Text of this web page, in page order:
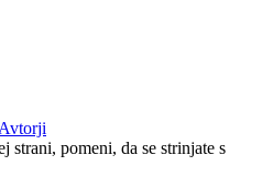
Avtorji
strani, pomeni, da se strinjate s